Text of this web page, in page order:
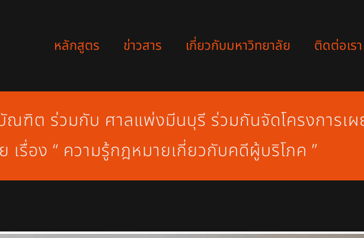
หลักสูตร ข่าวสาร เกี่ยวกับมหาวิทยาลัย ติดต่อเรา
ฑิต ร่วมกับ ศาลแพ่งมีนบุรี ร่วมกันจัดโครงการเผ
เรื่อง “ ความรู้กฎหมายเกี่ยวกับคดีผู้บริโภค ”